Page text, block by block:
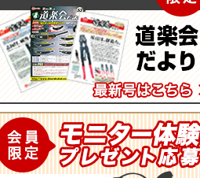
電工ジョイント
自動ポンチ
全ネジレンチ・ソケット
LEDライト
カチッとホルダー
SmartShuttoシリーズ
ソフトフィットシリーズ
SmartEdgeシリーズ
ハイクオリティ・レザーシリーズ
レザーシリーズ ナチュラル&ブラック
タイプ